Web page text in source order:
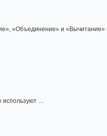
«Объединение» и
используют …